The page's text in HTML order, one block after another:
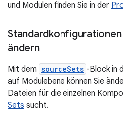
und Modulen finden Sie in der
ändern
Mit dem sourceSets -Block in
auf Modulebene können Sie
Dateien für die einzelnen
Sets sucht.